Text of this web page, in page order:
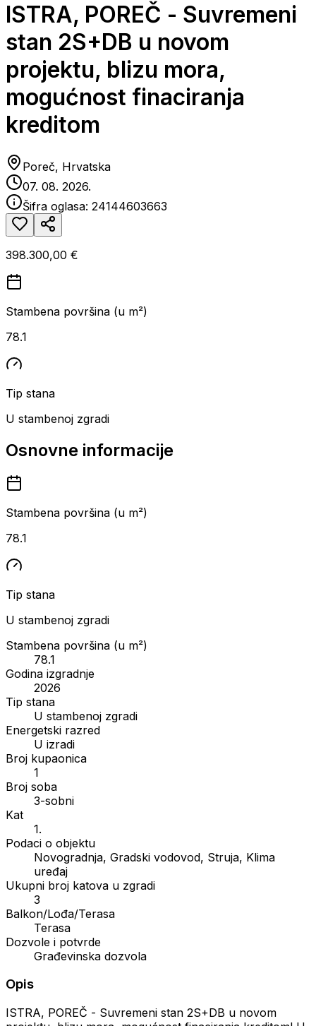
ISTRA, POREČ - Suvremeni
stan 2S+DB u novom
projektu, blizu mora,
mogućnost finaciranja
kreditom
Poreč, Hrvatska
07. 08. 2026.
Šifra oglasa: 24144603663
398.300,00 €
Stambena površina (u m²)
78.1
Tip stana
U stambenoj zgradi
Osnovne informacije
Stambena površina (u m²)
78.1
Tip stana
U stambenoj zgradi
Stambena površina (u m²)
78.1
Godina izgradnje
2026
Tip stana
U stambenoj zgradi
Energetski razred
U izradi
Broj kupaonica
1
Broj soba
3-sobni
Kat
1.
Podaci o objektu
Novogradnja, Gradski vodovod, Struja, Klima
uređaj
Ukupni broj katova u zgradi
3
Balkon/Lođa/Terasa
Terasa
Dozvole i potvrde
Građevinska dozvola
Opis
ISTRA, POREČ - Suvremeni stan 2S+DB u novom